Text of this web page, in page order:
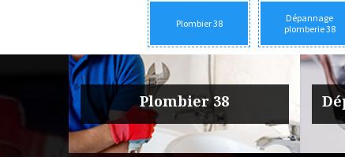
Plombier 38
Dépannage
plomberie 38
38 Urgence fuite plomberie 38